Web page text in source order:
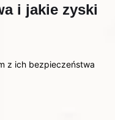
i jakie zyski
z ich bezpieczeństwa